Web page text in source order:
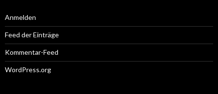
Anmelden
Feed der Einträge
Kommentar-Feed
WordPress.org